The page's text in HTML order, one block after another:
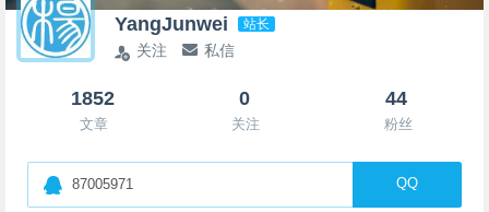
YangJunwei 站长
关注 私信
1852
文章
0
关注
44
粉丝
87005971 QQ